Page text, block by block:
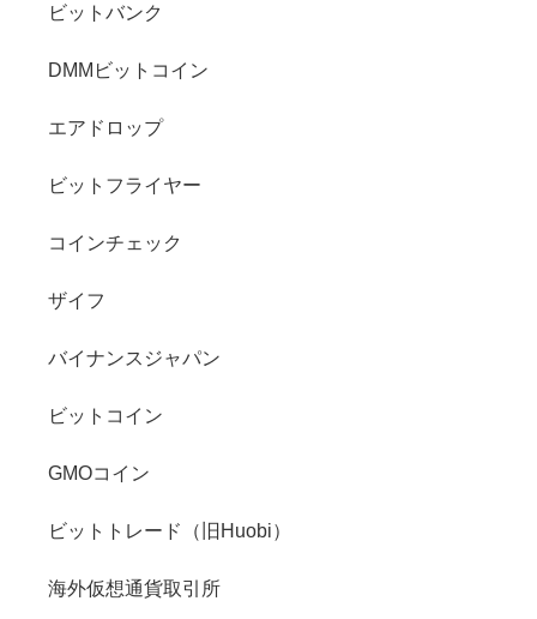
ビットバンク
DMMビットコイン
エアドロップ
ビットフライヤー
コインチェック
ザイフ
バイナンスジャパン
ビットコイン
GMOコイン
ビットトレード（旧Huobi）
海外仮想通貨取引所